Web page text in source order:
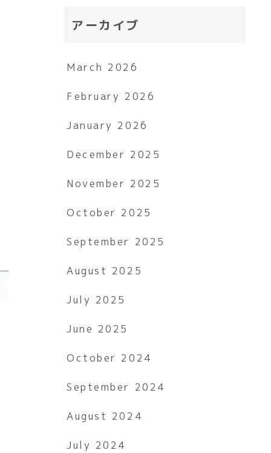
アーカイブ
March 2026
February 2026
January 2026
December 2025
November 2025
October 2025
September 2025
August 2025
July 2025
June 2025
October 2024
September 2024
August 2024
July 2024